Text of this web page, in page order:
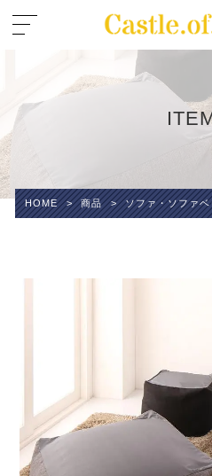
HOME > 商品 > ソファ・ソファ